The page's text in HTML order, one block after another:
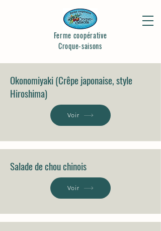
Ferme coopérative
Croque-saisons
Okonomiyaki (Crêpe japonaise, style
Hiroshima)
Voir
Salade de chou chinois
Voir